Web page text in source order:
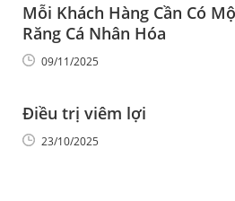
Mỗi Khách Hàng Cần Có
Răng Cá Nhân Hóa
09/11/2025
Điều trị viêm lợi
23/10/2025